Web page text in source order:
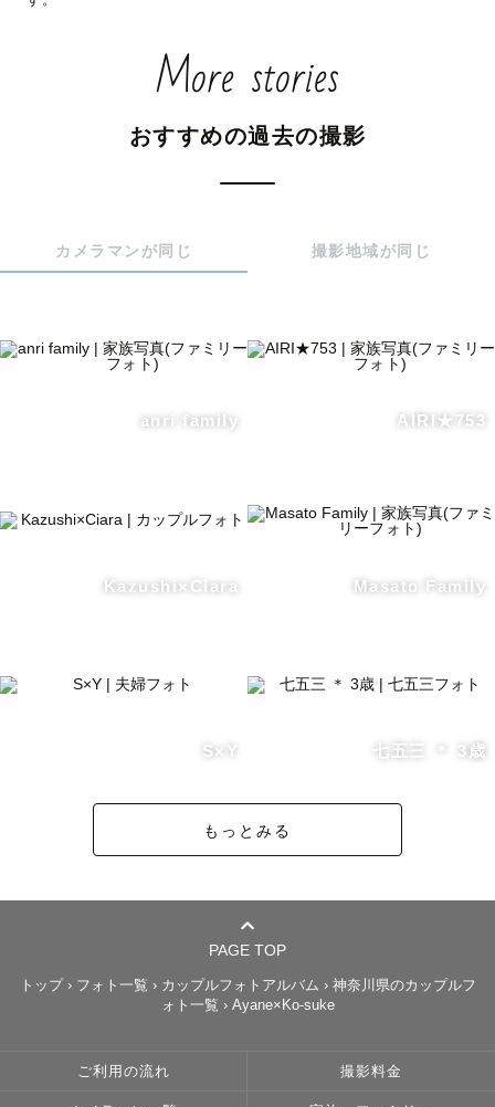
により前後いたします。
○子どもの撮影の経験が多く、お子さんとのコミュニケーシ
○一緒に遊びながら撮影します。
※ニューボーンフォトについては、【ナチュラルニューボ
＜ウェディングの撮影について＞
これから未来を一緒に歩いていく出発点が結婚だとした
その写真撮影は二人の未来をより幸せにするものであって
パートナーの違った一面が見えたり、やっぱり好きだなっ
○ストロボを使った夜景や屋内での撮影も対応可能です。
＜撮影に対する想い＞
過去に「最期かもしれない写真」を撮影したことがありま
誕生日でも、記念日でも、ウェディングの撮影でも想いは
変わらず同じです。
けるように。
More stories
おすすめの過去の撮影
カメラマンが同じ 撮影地域が同じ
anri family AIRI★753
Kazushi×Ciara Masato Family
S×Y 七五三 ＊ 3歳
もっとみる
PAGE TOP
トップ› フォト一覧 › カップルフォトアルバム › 神奈川県のカップルフ
ォト一覧 › Ayane×Ko-suke
ご利用の流れ 撮影料金